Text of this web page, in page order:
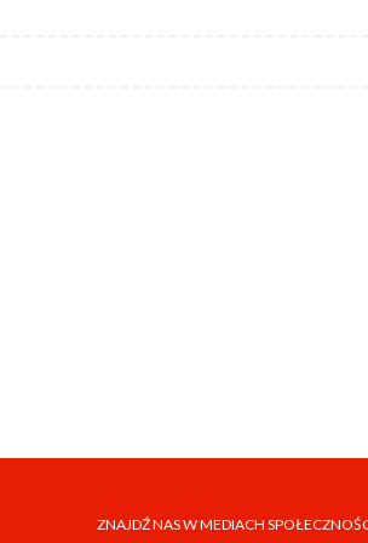
ZNAJDŹ NAS W MEDIACH